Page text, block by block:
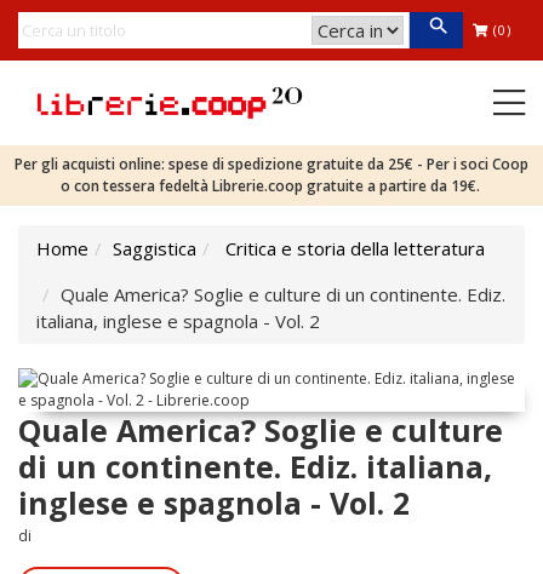
(0)
Per gli acquisti online: spese di spedizione gratuite da 25€ - Per i soci Coop
o con tessera fedeltà Librerie.coop gratuite a partire da 19€.
Home Saggistica
Critica e storia della letteratura
Quale America? Soglie e culture di un continente. Ediz.
italiana, inglese e spagnola - Vol. 2
Quale America? Soglie e culture
di un continente. Ediz. italiana,
inglese e spagnola - Vol. 2
di